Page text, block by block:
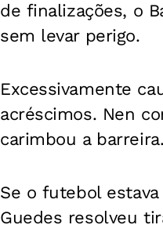
de finalizações, o
sem levar perigo.
Excessivamente
acréscimos. Nen
carimbou a barreira.
Se o futebol
Guedes resolveu